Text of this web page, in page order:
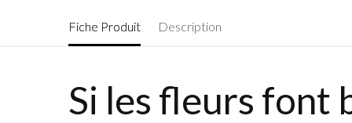
Fiche Produit Description
Si les fleurs font